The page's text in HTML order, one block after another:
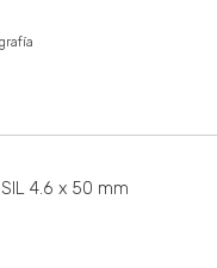
4.6 x 50 mm